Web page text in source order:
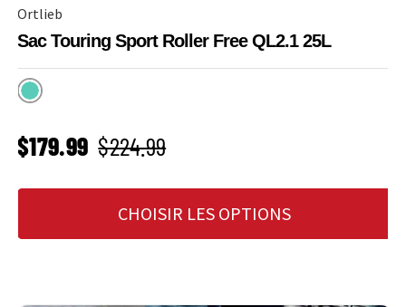
Ortlieb
Sac Touring Sport Roller Free QL2.1 25L
Lagoon
PRIX SOLDÉ
$179.99 Prix habituel
$224.99
CHOISIR LES OPTIONS